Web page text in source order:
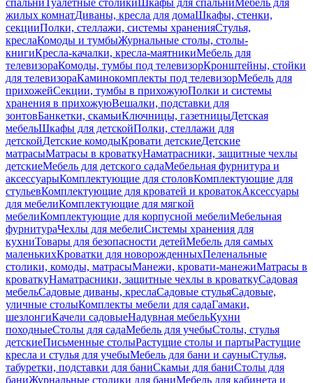
спальниТуалетные столикиШкафы для спальниМебель для
жилых комнатДиваны, кресла для домаШкафы, стенки,
секцииПолки, стеллажи, системы храненияСтулья,
креслаКомоды и тумбыЖурнальные столы, столы-
книгиКресла-качалки, кресла-маятникиМебель для
телевизораКомоды, тумбы под телевизорКронштейны, стойки
для телевизораКаминокомплекты под телевизорМебель для
прихожейСекции, тумбы в прихожуюПолки и системы
хранения в прихожуюВешалки, подставки для
зонтовБанкетки, скамьиКлючницы, газетницыДетская
мебельШкафы для детскойПолки, стеллажи для
детскойДетские комодыКровати детскиеДетские
матрасыМатрасы в кроваткуНаматрасники, защитные чехлы
детскиеМебель для детского садаМебельная фурнитура и
аксессуарыКомплектующие для столовКомплектующие для
стульевКомплектующие для кроватей и кроватокАксессуары
для мебелиКомплектующие для мягкой
мебелиКомплектующие для корпусной мебелиМебельная
фурнитураЧехлы для мебелиСистемы хранения для
кухниТовары для безопасности детейМебель для самых
маленькихКроватки для новорожденныхПеленальные
столики, комоды, матрасыМанежи, кровати-манежиМатрасы в
кроваткуНаматрасники, защитные чехлы в кроваткуСадовая
мебельСадовые диваны, креслаСадовые стульяСадовые,
уличные столыКомплекты мебели для садаГамаки,
шезлонгиКачели садовыеНадувная мебельКухни
походныеСтолы для садаМебель для учебыСтолы, стулья
детскиеПисьменные столыРастущие столы и партыРастущие
кресла и стулья для учебыМебель для бани и сауныСтулья,
табуретки, подставки для баниСкамьи для баниСтолы для
баниЖурнальные столики для баниМебель для кабинета и